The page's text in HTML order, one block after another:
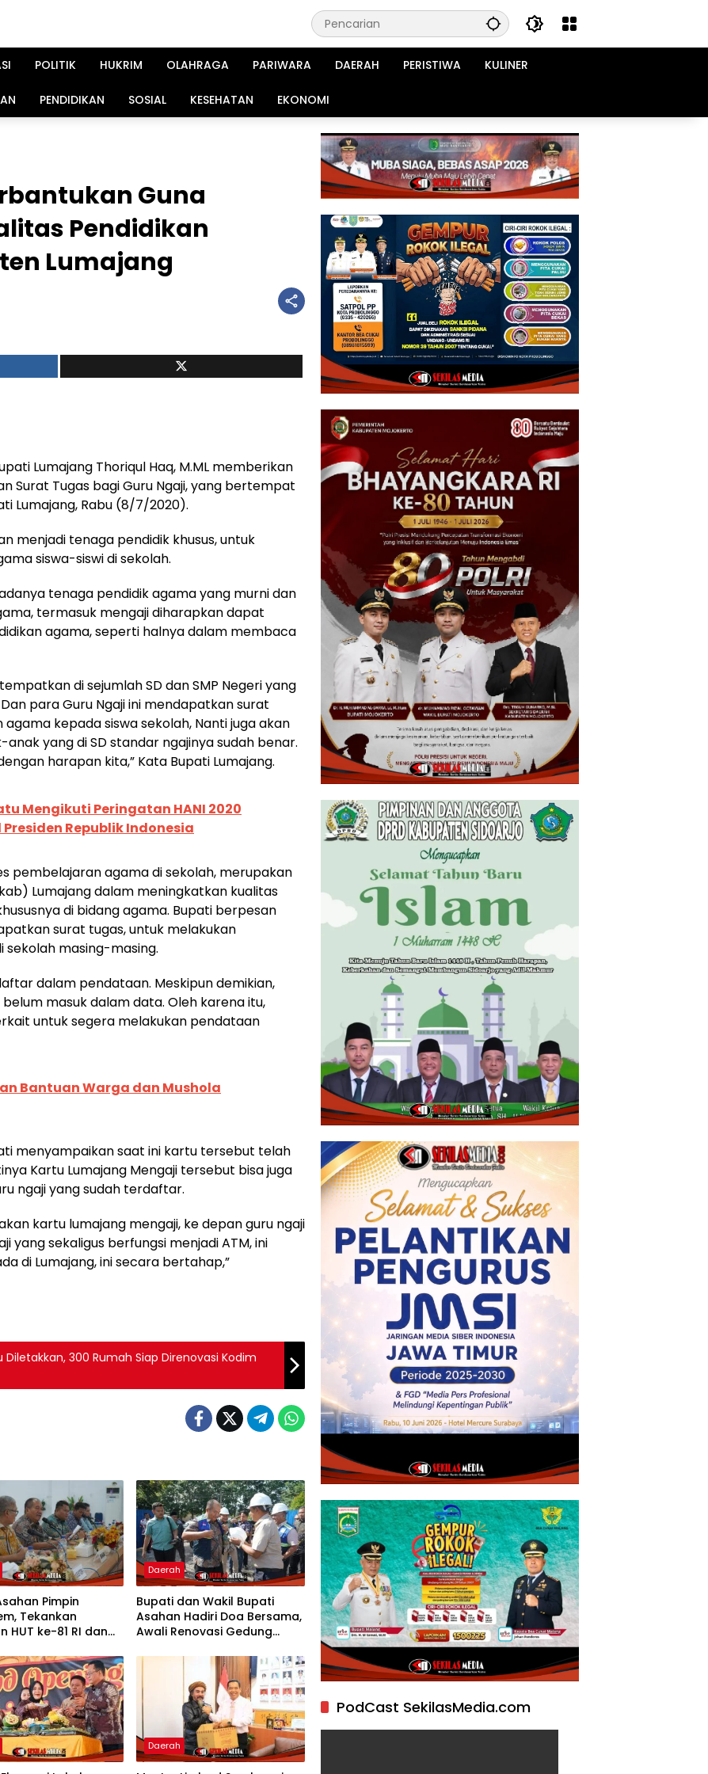
POLITIK HUKRIM OLAHRAGA PARIWARA DAERAH PERISTIWA KULINER
PENDIDIKAN SOSIAL KESEHATAN EKONOMI
Guna
Pendidikan
Lumajang
Lumajang Thoriqul Haq, M.ML memberikan
Surat Tugas bagi Guru Ngaji, yang bertempat
Lumajang, Rabu (8/7/2020).
menjadi tenaga pendidik khusus, untuk
siswa-siswi di sekolah.
tenaga pendidik agama yang murni dan
termasuk mengaji diharapkan dapat
agama, seperti halnya dalam membaca
di sejumlah SD dan SMP Negeri yang
para Guru Ngaji ini mendapatkan surat
kepada siswa sekolah, Nanti juga akan
yang di SD standar ngajinya sudah benar.
harapan kita,” Kata Bupati Lumajang.
Mengikuti Peringatan HANI 2020
Republik Indonesia
pembelajaran agama di sekolah, merupakan
Lumajang dalam meningkatkan kualitas
di bidang agama. Bupati berpesan
surat tugas, untuk melakukan
masing-masing.
dalam pendataan. Meskipun demikian,
masuk dalam data. Oleh karena itu,
untuk segera melakukan pendataan
Bantuan Warga dan Mushola
menyampaikan saat ini kartu tersebut telah
Kartu Lumajang Mengaji tersebut bisa juga
ngaji yang sudah terdaftar.
kartu lumajang mengaji, ke depan guru ngaji
sekaligus berfungsi menjadi ATM, ini
di Lumajang, ini secara bertahap,”
300 Rumah Siap Direnovasi Kodim
Pimpin
Tekankan
HUT ke-81 RI dan
2027
Daerah
Bupati dan Wakil Bupati
Asahan Hadiri Doa Bersama,
Awali Renovasi Gedung
Daerah
PodCast SekilasMedia.com